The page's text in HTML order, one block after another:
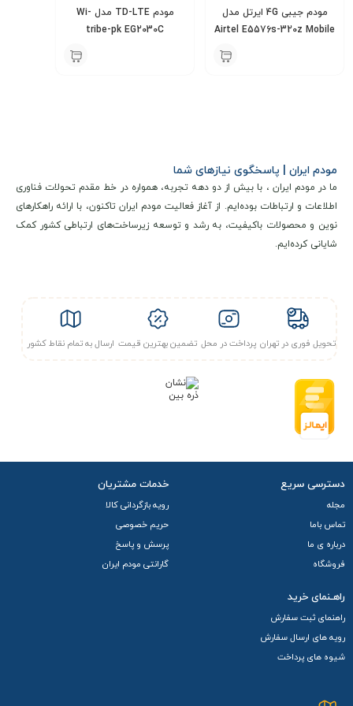
مودم جیبی 4G ایرتل مدل
Airtel E5576s-320z Mobile
مودم TD-LTE مدل Wi-
tribe-pk EG2030C
مودم ایران | پاسخگوی نیازهای شما
ما در مودم ایران ، با بیش از دو دهه تجربه، همواره در خط مقدم تحولات فناوری
اطلاعات و ارتباطات بوده‌ایم. از آغاز فعالیت مودم ایران تاکنون، با ارائه راهکارهای
نوین و محصولات باکیفیت، به رشد و توسعه زیرساخت‌های ارتباطی کشور کمک
شایانی کرده‌ایم.
تحویل فوری در تهران پرداخت در محل تضمین بهترین قیمت ارسال به تمام نقاط کشور
دسترسی سریع
مجله
تماس باما
درباره ی ما
فروشگاه
خدمات مشتریان
رویه بازگردانی کالا
حریم خصوصی
پرسش و پاسخ
گارانتی مودم ایران
راهـنمای خرید
راهنمای ثبت سفارش
رویه های ارسال سفارش
شیوه های پرداخت